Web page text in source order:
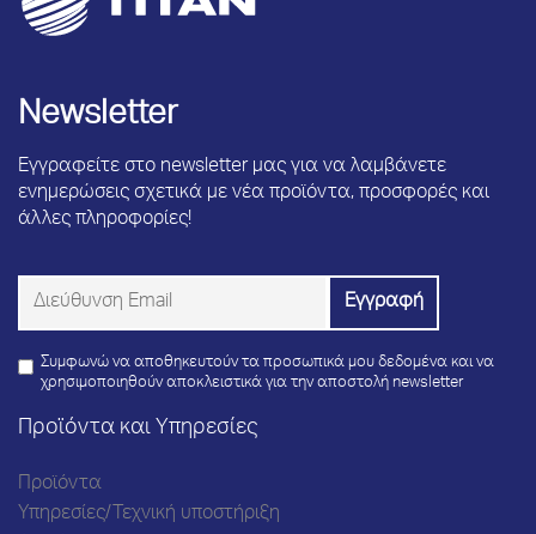
Newsletter
Εγγραφείτε στο newsletter μας για να λαμβάνετε
ενημερώσεις σχετικά με νέα προϊόντα, προσφορές και
άλλες πληροφορίες!
Συμφωνώ να αποθηκευτούν τα προσωπικά μου δεδομένα και να
χρησιμοποιηθούν αποκλειστικά για την αποστολή newsletter
Προϊόντα και Υπηρεσίες
Προϊόντα
Υπηρεσίες/Τεχνική υποστήριξη